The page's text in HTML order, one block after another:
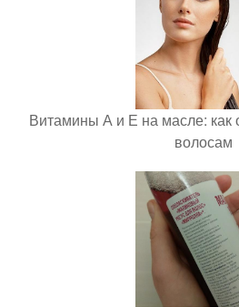
Витамины А и Е на масле:
волосам